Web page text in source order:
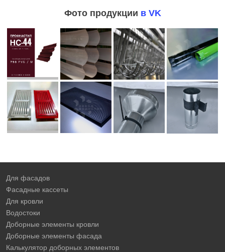
Фото продукции в VK
Для фасадов
Фасадные кассеты
Для кровли
Водостоки
Доборные элементы кровли
Доборные элементы фасада
Калькулятор доборных элементов